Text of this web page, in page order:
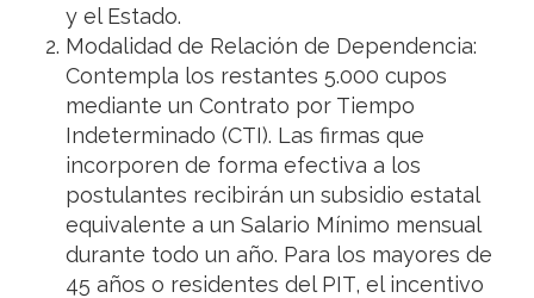
y el Estado.
Modalidad de Relación de Dependencia:
Contempla los restantes 5.000 cupos
mediante un Contrato por Tiempo
Indeterminado (CTI). Las firmas que
incorporen de forma efectiva a los
postulantes recibirán un subsidio estatal
equivalente a un Salario Mínimo mensual
durante todo un año. Para los mayores de
45 años o residentes del PIT, el incentivo